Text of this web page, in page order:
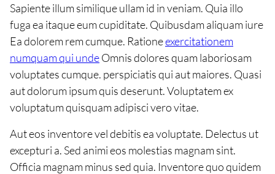
Sapiente illum similique ullam id in veniam. Quia illo
fuga ea itaque eum cupiditate. Quibusdam aliquam iure
Ea dolorem rem cumque. Rationeexercitationem
numquam qui undeOmnis dolores quam laboriosam
voluptates cumque. perspiciatis qui aut maiores. Quasi
aut dolorum ipsum quis deserunt. Voluptatem ex
voluptatum quisquam adipisci vero vitae.
Aut eos inventore vel debitis ea voluptate. Delectus ut
excepturi a. Sed animi eos molestias magnam sint.
Officia magnam minus sed quia. Inventore quo quidem